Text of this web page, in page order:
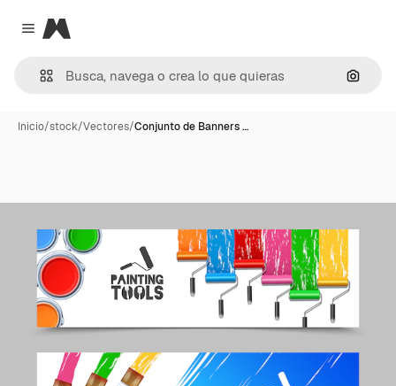
Close menu
Magnific
Inicio/stock/Vectores/Conjunto de Banners …